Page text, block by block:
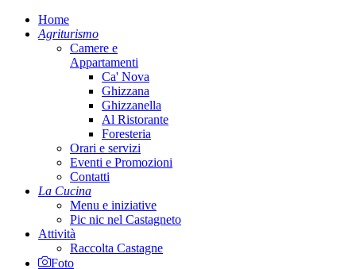
Home
Agriturismo
Camere e
Appartamenti
Ca' Nova
Ghizzana
Ghizzanella
Al Ristorante
Foresteria
Orari e servizi
Eventi e Promozioni
Contatti
La Cucina
Menu e iniziative
Pic nic nel Castagneto
Attività
Raccolta Castagne
Foto